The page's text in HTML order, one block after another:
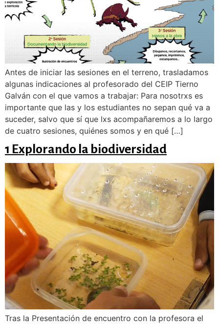
Antes de iniciar las sesiones en el terreno, trasladamos
algunas indicaciones al profesorado del CEIP Tierno
Galván con el que vamos a trabajar: Para nosotrxs es
importante que las y los estudiantes no sepan qué va a
suceder, salvo que sí que lxs acompañaremos a lo largo
de cuatro sesiones, quiénes somos y en qué […]
1 Explorando la biodiversidad
Tras la Presentación de encuentro con la profesora el